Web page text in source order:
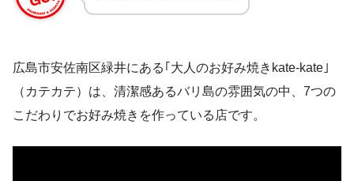
広島市安佐南区緑井にある｢大人のお好み焼きkate-kate｣
（カテカテ）は、清潔感あるバリ島の雰囲気の中、7つの
こだわりでお好み焼きを作っている店です。